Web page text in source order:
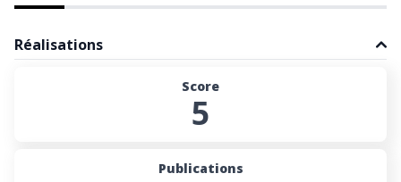
Réalisations
Score
5
Publications